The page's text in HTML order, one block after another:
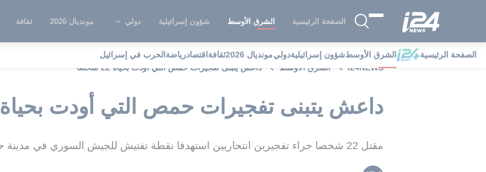
الصفحة الرئيسية الشرق الأوسط شؤون إسرائيلية دولي مونديال 2026 ثقافة
الصفحة الرئيسية الشرق الأوسطشؤون إسرائيليةدوليمونديال 2026 ثقافة اقتصادرياضة الحرب في إسرائيل
i24NEWS
الشرق الأوسط داعش يتبنى تفجيرات حمص التي أودت بحياة 22 شخصا
داعش يتبنى تفجيرات حمص التي أودت بحياة 22 شخصا
مقتل 22 شخصا جراء تفجيرين انتحاريين استهدفا نقطة تفتيش للجيش السوري في مدينة حمص، وداعش يتبنى